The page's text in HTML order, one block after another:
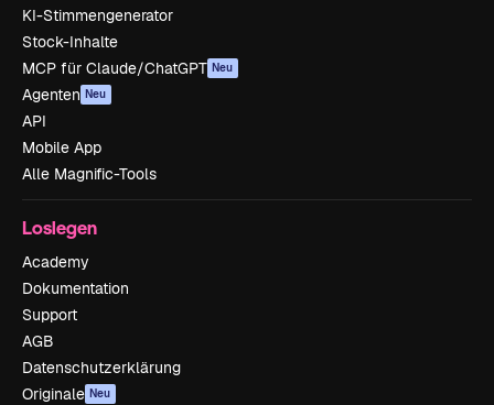
KI-Stimmengenerator
Stock-Inhalte
MCP für Claude/ChatGPT Neu
Agenten Neu
API
Mobile App
Alle Magnific-Tools
Loslegen
Academy
Dokumentation
Support
AGB
Datenschutzerklärung
Originale Neu